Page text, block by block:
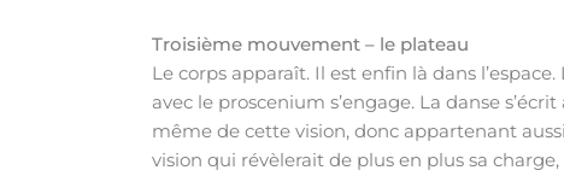
Troisième mouvement – le plateau
Le corps apparaît. Il est enfin là dans
avec le proscenium s’engage. La danse
même de cette vision, donc appartenant
vision qui révèlerait de plus en plus sa